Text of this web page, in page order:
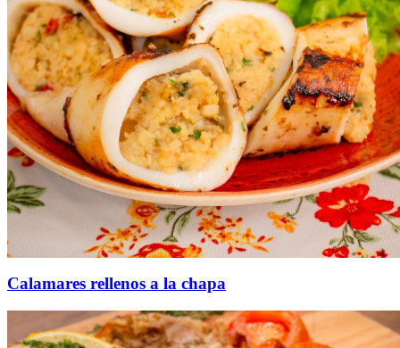
Calamares rellenos a la chapa